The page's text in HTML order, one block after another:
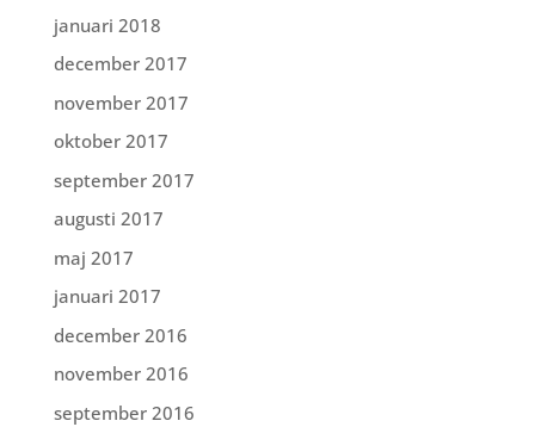
januari 2018
december 2017
november 2017
oktober 2017
september 2017
augusti 2017
maj 2017
januari 2017
december 2016
november 2016
september 2016